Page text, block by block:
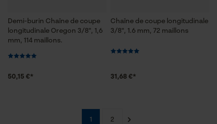
Demi-burin Chaîne de coupe
longitudinale Oregon 3/8", 1,6
mm, 114 maillons.
50,15 €*
Chaîne de coupe longitudinale
3/8", 1.6 mm, 72 maillons
31,68 €*
1 2